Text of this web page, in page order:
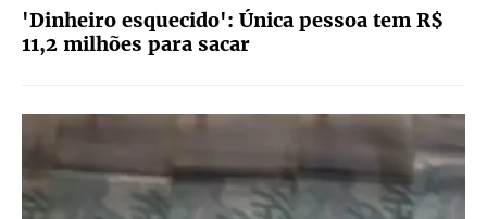
'Dinheiro esquecido': Única pessoa tem R$
11,2 milhões para sacar